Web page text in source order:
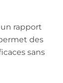
rapport
des
sans